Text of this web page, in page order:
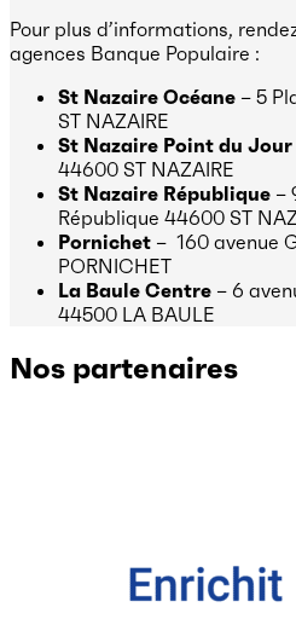
Pour plus d’informations,
agences Banque Populaire :
St Nazaire Océane – 5
ST NAZAIRE
St Nazaire Point du Jour
44600 ST NAZAIRE
St Nazaire République –
République 44600 ST
Pornichet – 160 avenue
PORNICHET
La Baule Centre – 6
44500 LA BAULE
Nos partenaires